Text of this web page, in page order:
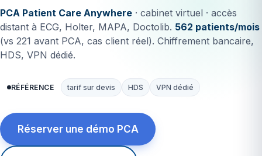
PCA Patient Care Anywhere · cabinet virtuel · accès
distant à ECG, Holter, MAPA, Doctolib. 562 patients/mois
(vs 221 avant PCA, cas client réel). Chiffrement bancaire,
HDS, VPN dédié.
RÉFÉRENCE tarif sur devis HDS VPN dédié
Réserver une démo PCA